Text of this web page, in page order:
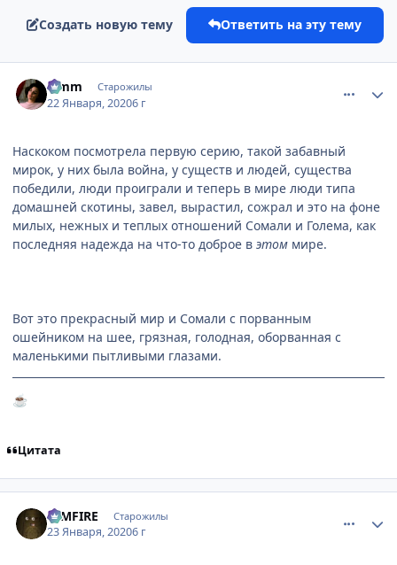
Создать новую тему Ответить на эту тему
Limm Старожилы
22 Января, 20206 г
Наскоком посмотрела первую серию, такой забавный
мирок, у них была война, у существ и людей, существа
победили, люди проиграли и теперь в мире люди типа
домашней скотины, завел, вырастил, сожрал и это на фоне
милых, нежных и теплых отношений Сомали и Голема, как
последняя надежда на что-то доброе в этом мире.
Вот это прекрасный мир и Сомали с порванным
ошейником на шее, грязная, голодная, оборванная с
маленькими пытливыми глазами.
☕
Цитата
DIMFIRE Старожилы
23 Января, 20206 г